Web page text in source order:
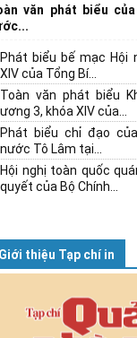
văn phát biểu
Phát biểu bế mạc Hội
XIV của Tổng Bí...
Toàn văn phát biểu
ương 3, khóa XIV của...
Phát biểu chỉ đạo
nước Tô Lâm tại...
Hội nghị toàn quốc
quyết của Bộ Chính...
Giới thiệu Tạp chí in